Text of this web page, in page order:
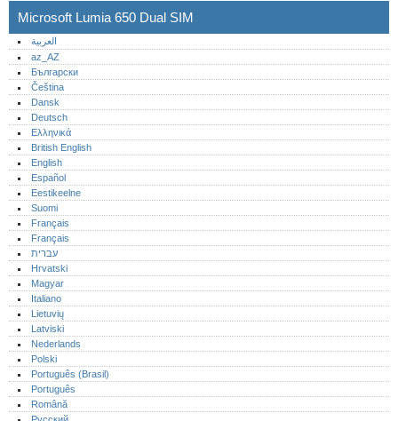
Microsoft Lumia 650 Dual SIM
العربية
az_AZ
Български
Čeština
Dansk
Deutsch
Ελληνικά
British English
English
Español
Eestikeelne
Suomi
Français
Français
עברית
Hrvatski
Magyar
Italiano
Lietuvių
Latviski
Nederlands
Polski
Português (Brasil)
Português‎
Română